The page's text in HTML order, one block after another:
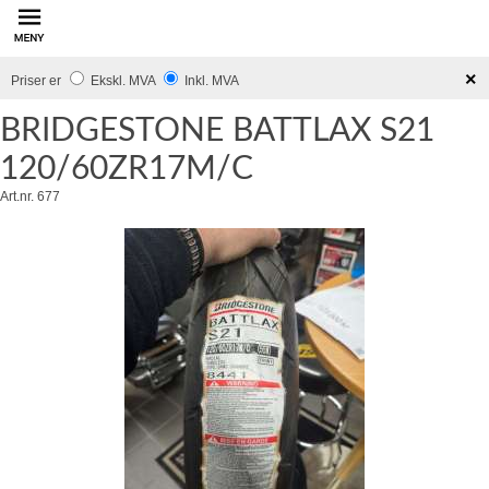
innhold
×
Priser er Ekskl. MVA Inkl. MVA
120/60ZR17M/C
Art.nr. 677